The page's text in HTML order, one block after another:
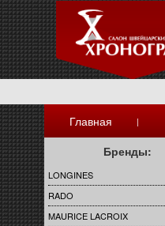
Главная
|
Бренды:
LONGINES
RADO
MAURICE LACROIX